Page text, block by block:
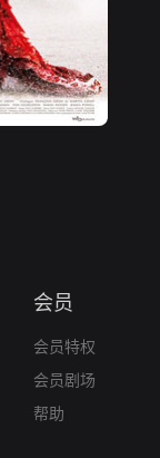
会员
会员特权
会员剧场
帮助